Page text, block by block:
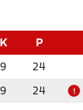
K P
9 24
9 24 !